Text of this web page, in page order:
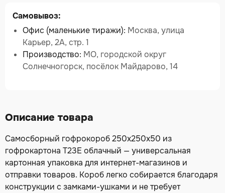
Самовывоз:
Офис (маленькие тиражи): Москва, улица
Карьер, 2А, стр. 1
Производство: МО, городской округ
Солнечногорск, посёлок Майдарово, 14
Описание товара
Самосборный гофрокороб 250х250х50 из
гофрокартона Т23Е облачный — универсальная
картонная упаковка для интернет-магазинов и
отправки товаров. Короб легко собирается благодаря
конструкции с замками-ушками и не требует